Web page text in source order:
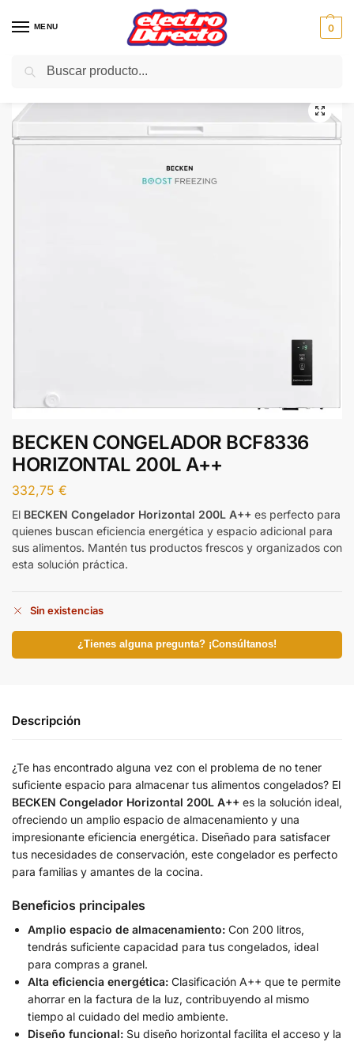
MENU 0
Inicio Gama blanca Congeladores
BECKEN CONGELADOR BCF8336
HORIZONTAL 200L A++
332,75 €
El BECKEN Congelador Horizontal 200L A++ es perfecto para
quienes buscan eficiencia energética y espacio adicional para
sus alimentos. Mantén tus productos frescos y organizados con
esta solución práctica.
Sin existencias
¿Tienes alguna pregunta? ¡Consúltanos!
Descripción
¿Te has encontrado alguna vez con el problema de no tener
suficiente espacio para almacenar tus alimentos congelados? El
BECKEN Congelador Horizontal 200L A++ es la solución ideal,
ofreciendo un amplio espacio de almacenamiento y una
impresionante eficiencia energética. Diseñado para satisfacer
tus necesidades de conservación, este congelador es perfecto
para familias y amantes de la cocina.
Beneficios principales
Amplio espacio de almacenamiento: Con 200 litros,
tendrás suficiente capacidad para tus congelados, ideal
para compras a granel.
Alta eficiencia energética: Clasificación A++ que te permite
ahorrar en la factura de la luz, contribuyendo al mismo
tiempo al cuidado del medio ambiente.
Diseño funcional: Su diseño horizontal facilita el acceso y la